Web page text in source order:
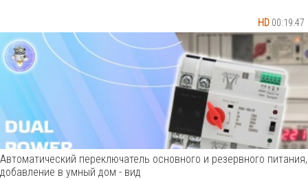
HD 00:19:47
Автоматический переключатель основного и резервного питания,
добавление в умный дом - вид